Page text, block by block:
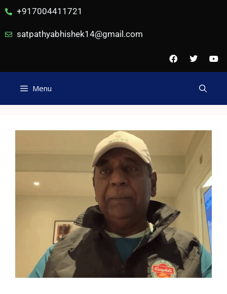
+917004411721
satpathyabhishek14@gmail.com
Menu